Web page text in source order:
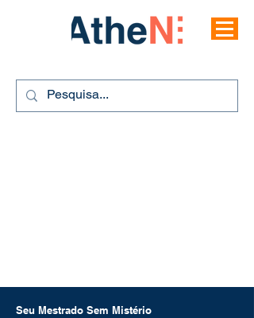
Seu Mestrado Sem Mistério